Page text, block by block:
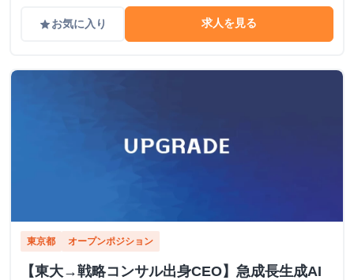
gradeお気に入り 求人を見る
東京都 オープンポジション
【東大→戦略コンサル出身CEO】急成長生成AI